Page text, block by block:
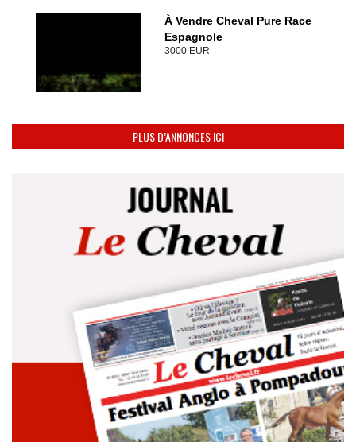
À Vendre Cheval Pure Race
Espagnole
3000 EUR
PLUS D’ANNONCES ICI